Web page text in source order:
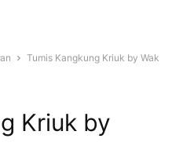
Tumis Kangkung Kriuk by Wak
Kriuk by